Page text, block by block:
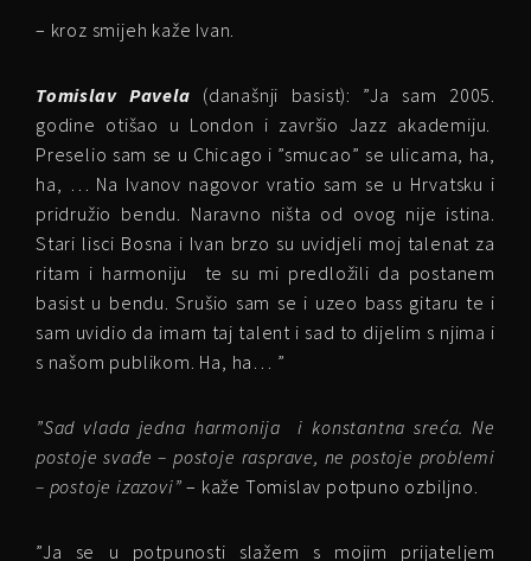
– kroz smijeh kaže Ivan.
Tomislav Pavela (današnji basist): ”Ja sam 2005.
godine otišao u London i završio Jazz akademiju.
Preselio sam se u Chicago i ”smucao” se ulicama, ha,
ha, … Na Ivanov nagovor vratio sam se u Hrvatsku i
pridružio bendu. Naravno ništa od ovog nije istina.
Stari lisci Bosna i Ivan brzo su uvidjeli moj talenat za
ritam i harmoniju te su mi predložili da postanem
basist u bendu. Srušio sam se i uzeo bass gitaru te i
sam uvidio da imam taj talent i sad to dijelim s njima i
s našom publikom. Ha, ha… ”
”Sad vlada jedna harmonija i konstantna sreća. Ne
postoje svađe – postoje rasprave, ne postoje problemi
– postoje izazovi” – kaže Tomislav potpuno ozbiljno.
”Ja se u potpunosti slažem s mojim prijateljem